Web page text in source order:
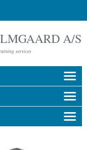
A/S
services